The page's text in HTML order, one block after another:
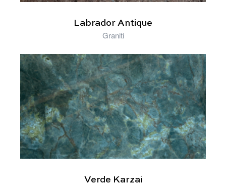
Labrador Antique
Graniti
Verde Karzai